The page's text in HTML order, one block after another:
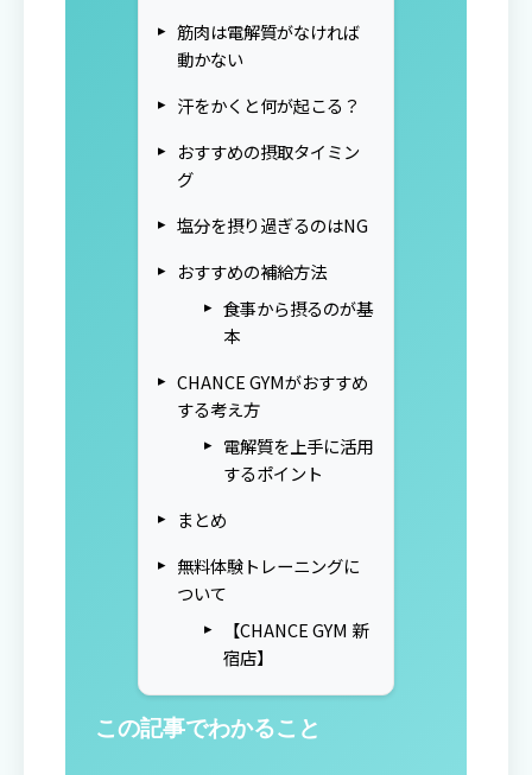
筋肉は電解質がなければ
動かない
汗をかくと何が起こる？
おすすめの摂取タイミン
グ
塩分を摂り過ぎるのはNG
おすすめの補給方法
食事から摂るのが基
本
CHANCE GYMがおすすめ
する考え方
電解質を上手に活用
するポイント
まとめ
無料体験トレーニングに
ついて
【CHANCE GYM 新
宿店】
この記事でわかること